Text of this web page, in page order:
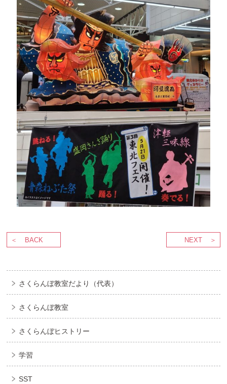
BACK NEXT
さくらんぼ教室だより（代表）
さくらんぼ教室
さくらんぼヒストリー
学習
SST